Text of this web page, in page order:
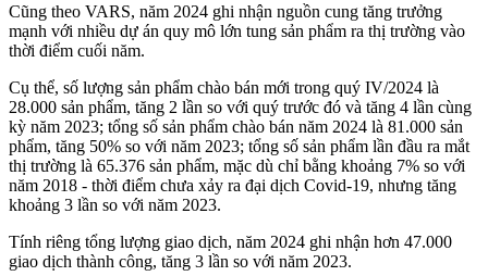
Cũng theo VARS, năm 2024 ghi nhận nguồn cung tăng trưởng
mạnh với nhiều dự án quy mô lớn tung sản phẩm ra thị trường vào
thời điểm cuối năm.
Cụ thể, số lượng sản phẩm chào bán mới trong quý IV/2024 là
28.000 sản phẩm, tăng 2 lần so với quý trước đó và tăng 4 lần cùng
kỳ năm 2023; tổng số sản phẩm chào bán năm 2024 là 81.000 sản
phẩm, tăng 50% so với năm 2023; tổng số sản phẩm lần đầu ra mắt
thị trường là 65.376 sản phẩm, mặc dù chỉ bằng khoảng 7% so với
năm 2018 - thời điểm chưa xảy ra đại dịch Covid-19, nhưng tăng
khoảng 3 lần so với năm 2023.
Tính riêng tổng lượng giao dịch, năm 2024 ghi nhận hơn 47.000
giao dịch thành công, tăng 3 lần so với năm 2023.